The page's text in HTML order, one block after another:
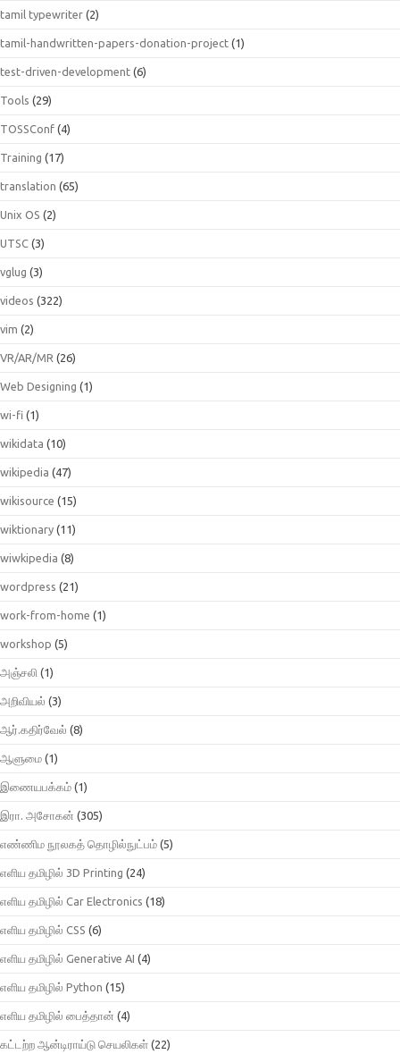
tamil typewriter (2)
tamil-handwritten-papers-donation-project (1)
test-driven-development (6)
Tools (29)
TOSSConf (4)
Training (17)
translation (65)
Unix OS (2)
UTSC (3)
vglug (3)
videos (322)
vim (2)
VR/AR/MR (26)
Web Designing (1)
wi-fi (1)
wikidata (10)
wikipedia (47)
wikisource (15)
wiktionary (11)
wiwkipedia (8)
wordpress (21)
work-from-home (1)
workshop (5)
அஞ்சலி (1)
அறிவியல் (3)
ஆர்.கதிர்வேல் (8)
ஆளுமை (1)
இணையபக்கம் (1)
இரா. அசோகன் (305)
எண்ணிம நூலகத் தொழில்நுட்பம் (5)
எளிய தமிழில் 3D Printing (24)
எளிய தமிழில் Car Electronics (18)
எளிய தமிழில் CSS (6)
எளிய தமிழில் Generative AI (4)
எளிய தமிழில் Python (15)
எளிய தமிழில் பைத்தான் (4)
கட்டற்ற ஆன்டிராய்டு செயலிகள் (22)